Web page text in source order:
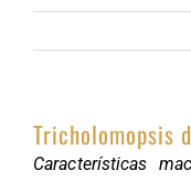
Tricholomopsis
Características